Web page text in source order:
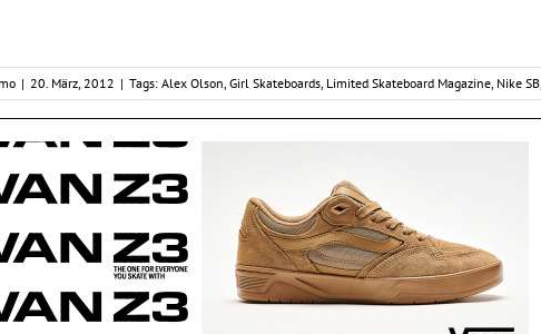
| 20. März, 2012 | Tags: Alex Olson Girl Skateboards, Limited Skateboard Magazine, Nike SB,